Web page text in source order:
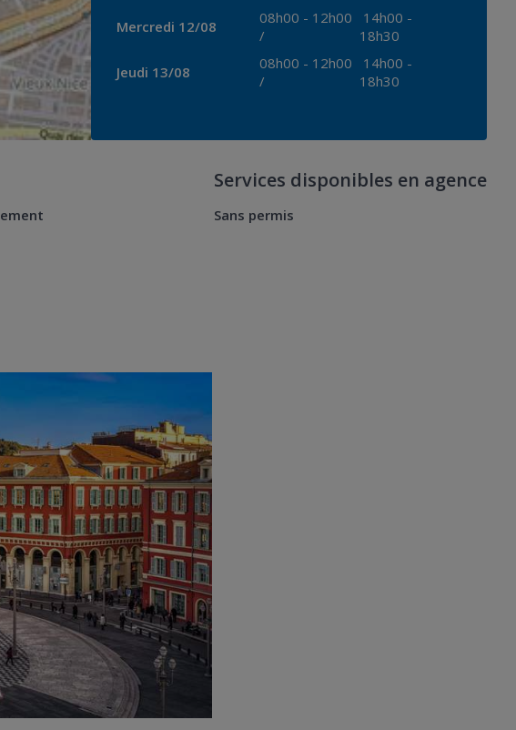
Mercredi 12/08
08h00 - 12h00
/
14h00 -
18h30
Jeudi 13/08
08h00 - 12h00
/
14h00 -
18h30
Services disponibles en agence
Sans permis